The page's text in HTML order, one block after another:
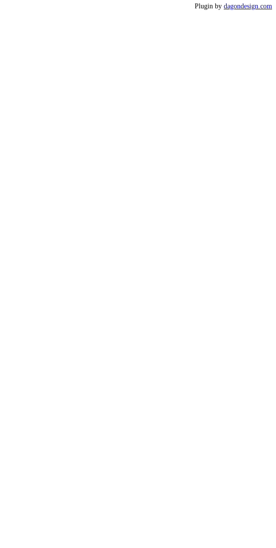
Plugin by dagondesign.com